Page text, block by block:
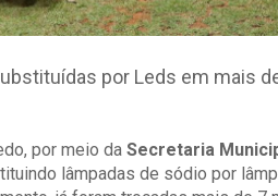
por Leds em mais
por meio da Secretaria
lâmpadas de sódio por